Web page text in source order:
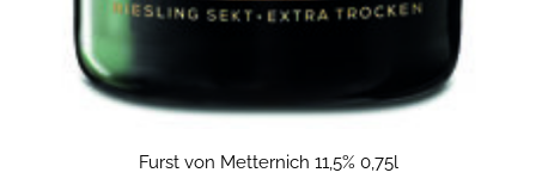
Furst von Metternich 11,5% 0,75l